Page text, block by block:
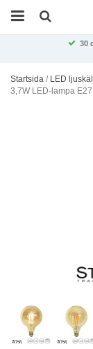
30
Startsida / LED
3,7W LED-lampa